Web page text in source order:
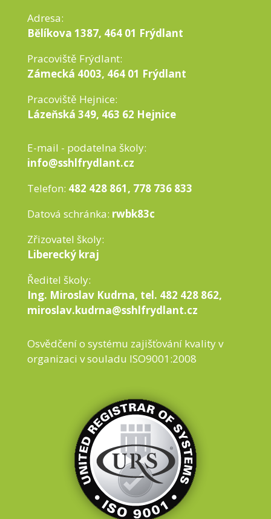
Adresa:
Bělíkova 1387, 464 01 Frýdlant
Pracoviště Frýdlant:
Zámecká 4003, 464 01 Frýdlant
Pracoviště Hejnice:
Lázeňská 349, 463 62 Hejnice
E-mail - podatelna školy:
info@sshlfrydlant.cz
Telefon: 482 428 861, 778 736 833
Datová schránka: rwbk83c
Zřizovatel školy:
Liberecký kraj
Ředitel školy:
Ing. Miroslav Kudrna, tel. 482 428 862,
miroslav.kudrna@sshlfrydlant.cz
Osvědčení o systému zajišťování kvality v
organizaci v souladu ISO9001:2008